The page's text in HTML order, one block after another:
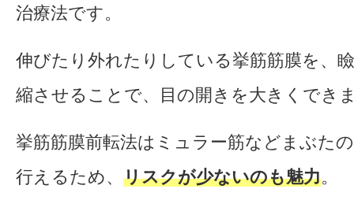
治療法です。
伸びたり外れたりしている挙筋筋膜を、
縮させることで、目の開きを大きくでき
挙筋筋膜前転法はミュラー筋などまぶた
行えるため、 リスクが少ないのも魅力。